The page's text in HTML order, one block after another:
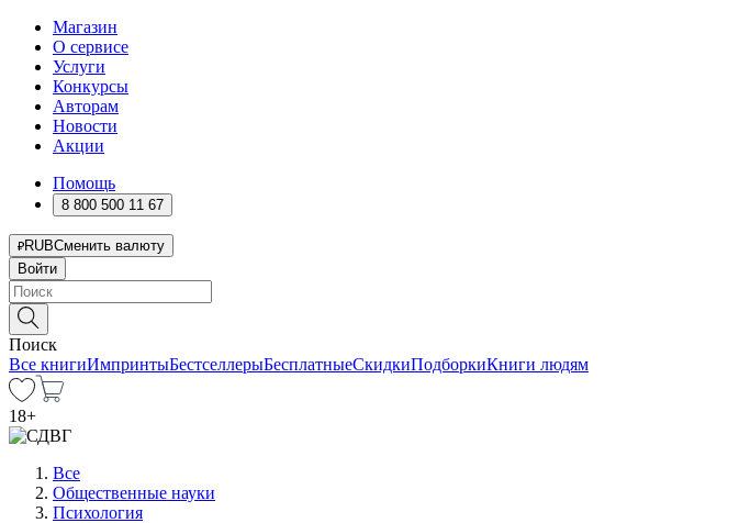
Магазин
О сервисе
Услуги
Конкурсы
Авторам
Новости
Акции
Помощь
8 800 500 11 67
RUBСменить валюту
Войти
Поиск
Все книгиИмпринтыБестселлерыБесплатныеСкидкиПодборкиКниги людям
18+
Все
Общественные науки
Психология